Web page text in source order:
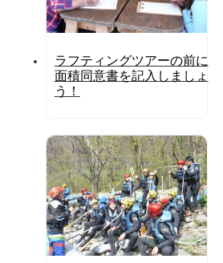
ラフティングツアーの前に
面積同意書を記入しましょ
う！